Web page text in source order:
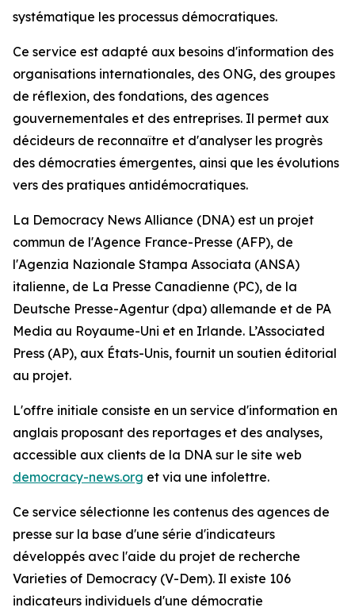
systématique les processus démocratiques.
Ce service est adapté aux besoins d'information des
organisations internationales, des ONG, des groupes
de réflexion, des fondations, des agences
gouvernementales et des entreprises. Il permet aux
décideurs de reconnaître et d'analyser les progrès
des démocraties émergentes, ainsi que les évolutions
vers des pratiques antidémocratiques.
La Democracy News Alliance (DNA) est un projet
commun de l'Agence France-Presse (AFP), de
l'Agenzia Nazionale Stampa Associata (ANSA)
italienne, de La Presse Canadienne (PC), de la
Deutsche Presse-Agentur (dpa) allemande et de PA
Media au Royaume-Uni et en Irlande. L’Associated
Press (AP), aux États-Unis, fournit un soutien éditorial
au projet.
L'offre initiale consiste en un service d'information en
anglais proposant des reportages et des analyses,
accessible aux clients de la DNA sur le site web
democracy-news.org et via une infolettre.
Ce service sélectionne les contenus des agences de
presse sur la base d'une série d'indicateurs
développés avec l'aide du projet de recherche
Varieties of Democracy (V-Dem). Il existe 106
indicateurs individuels d'une démocratie